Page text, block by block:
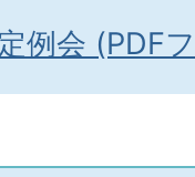
例会 (PDF